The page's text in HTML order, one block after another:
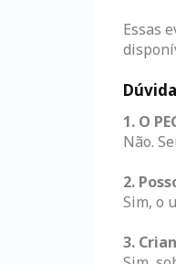
Essas
1. O
Não.
2.
Sim, o
3.